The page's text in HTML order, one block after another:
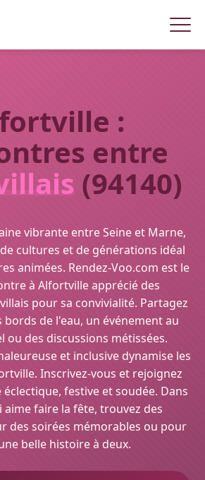
:
entre
(94140)
vibrante entre Seine et Marne,
cultures et de générations idéal
animées. Rendez-Voo.com est le
à Alfortville apprécié des
pour sa convivialité. Partagez
bords de l'eau, un événement au
ou des discussions métissées.
et inclusive dynamise les
Inscrivez-vous et rejoignez
festive et soudée. Dans
aime faire la fête, trouvez des
des soirées mémorables ou pour
belle histoire à deux.